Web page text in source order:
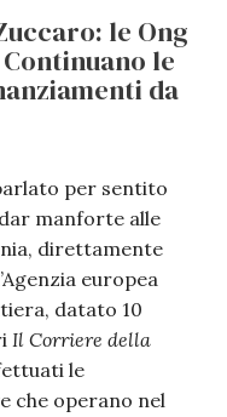
le Ong
le
da
per sentito
manforte alle
direttamente
europea
datato 10
Il Corriere della
le
che operano nel